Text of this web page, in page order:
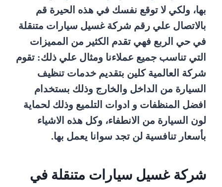
بها، ولكي لا توقع نفسك في هذه الحيرة قم
بالاتصال علي رقم شركة غسيل سيارات متنقلة
في حي الربع فهي تقدم الكثير من المميزات
التي تناسب جميع عملاءنا ومثال علي ذلك: تقوم
شركة العالمية كلين بتقديم خدمات تنظيف
السيارة من الداخل والخارج وذلك بستخدام
افضل المنظفات و ادوات التلميع وذلك لحماية
لون السيارة من الانطفاء، وكل هذه الاشياء
بأسعار تنافسية لن تجد سوانا يعمل بها.
شركة غسيل سيارات متنقلة في